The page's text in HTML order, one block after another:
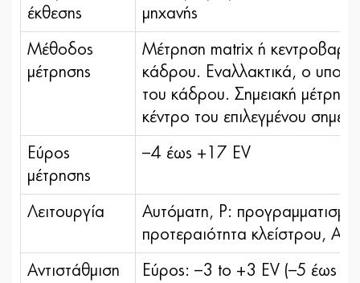
έκθεσης
μηχανής
Μέθοδος
μέτρησης
Μέτρηση matrix ή
κάδρου. Εναλλακτικά, ο
του κάδρου. Σημειακή
κέντρο του επιλεγμένου
Εύρος
μέτρησης
–4 έως +17 EV
Λειτουργία
Αυτόματη, P:
προτεραιότητα κλείστρου, A:
Αντιστάθμιση
Εύρος: –3 to +3 EV (–5 έως +5